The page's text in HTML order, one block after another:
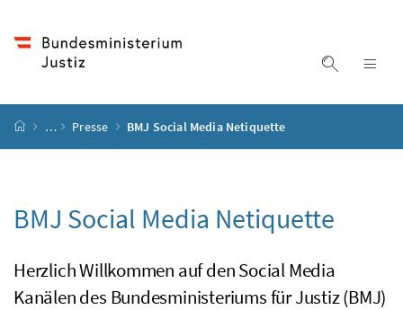
Suche
Startseite
… Presse BMJ Social Media Netiquette
BMJ Social Media Netiquette
Herzlich Willkommen auf den Social Media
Kanälen des Bundesministeriums für Justiz (BMJ)